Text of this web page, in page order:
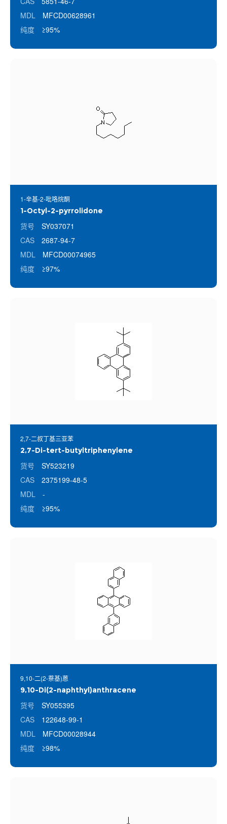
MDL
MFCD00628961
纯度
≥95%
1-辛基-2-吡咯烷酮
1-Octyl-2-pyrrolidone
货号
SY037071
CAS
2687-94-7
MDL
MFCD00074965
纯度
≥97%
2,7-二叔丁基三亚苯
2,7-Di-tert-butyltriphenylene
货号
SY523219
CAS
2375199-48-5
MDL
-
纯度
≥95%
9,10-二(2-萘基)蒽
9,10-Di(2-naphthyl)anthracene
货号
SY055395
CAS
122648-99-1
MDL
MFCD00028944
纯度
≥98%